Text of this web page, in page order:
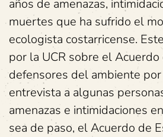
años de amenazas,
muertes que ha sufrido el
ecologista costarricense.
por la UCR sobre el Acuerdo
defensores del ambiente
entrevista a algunas
amenazas e intimidaciones
sea de paso, el Acuerdo de